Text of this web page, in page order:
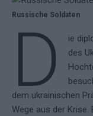
Russische Soldaten
D
ie
des
dem ukrainischen
Wege aus der Krise.